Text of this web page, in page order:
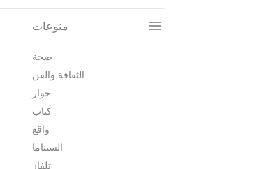
منوعات
صحة
الثقافة والفن
حوار
كتاب
واقع
السيناما
تلفاز